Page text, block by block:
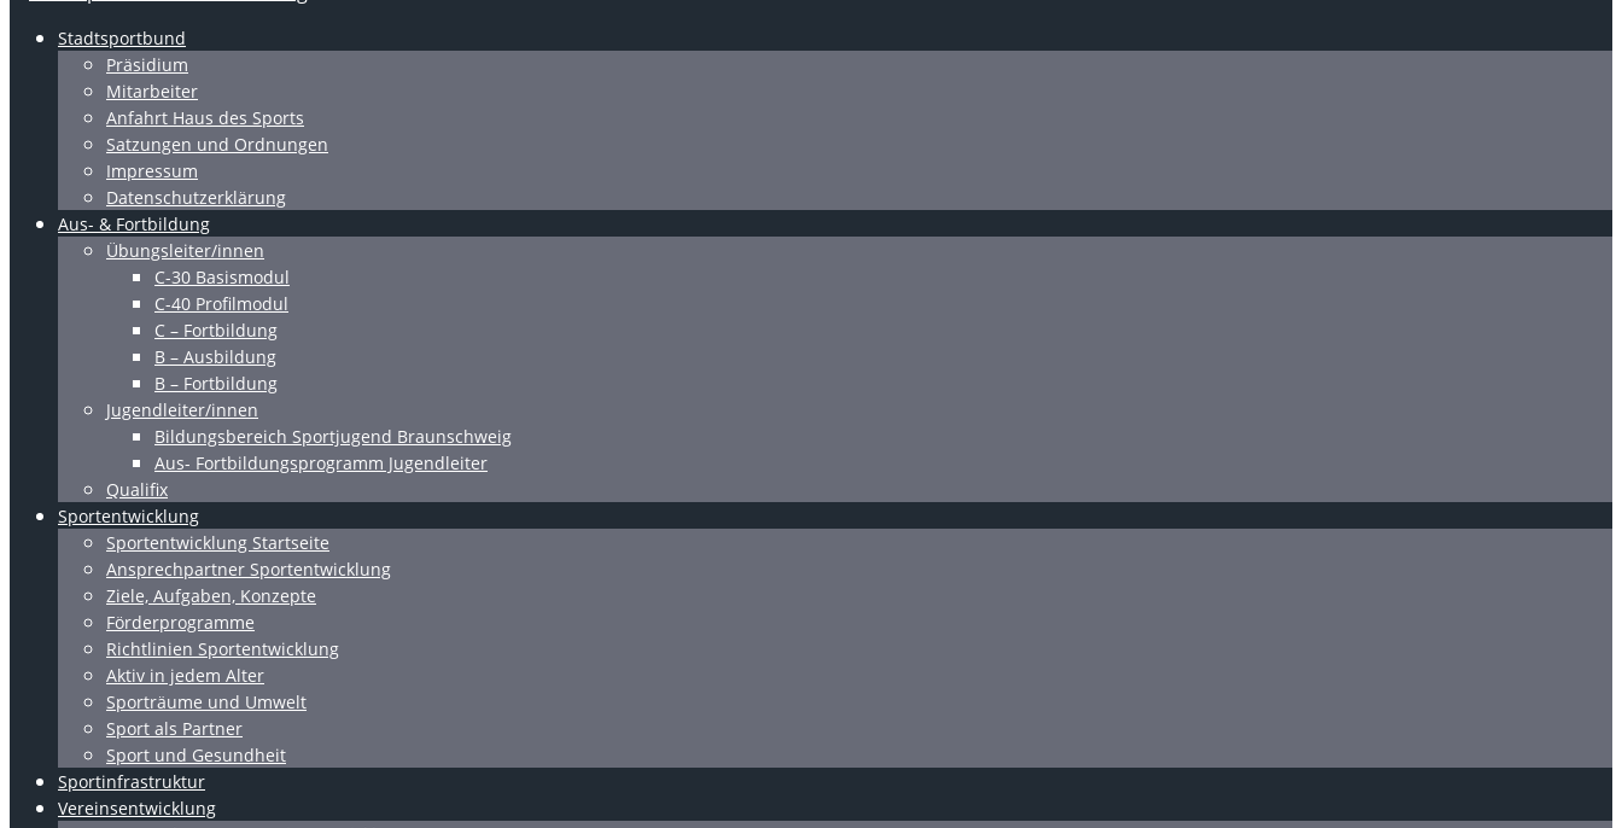
Stadtsportbund
Präsidium
Mitarbeiter
Anfahrt Haus des Sports
Satzungen und Ordnungen
Impressum
Datenschutzerklärung
Aus- & Fortbildung
Übungsleiter/innen
C-30 Basismodul
C-40 Profilmodul
C – Fortbildung
B – Ausbildung
B – Fortbildung
Jugendleiter/innen
Bildungsbereich Sportjugend Braunschweig
Aus- Fortbildungsprogramm Jugendleiter
Qualifix
Sportentwicklung
Sportentwicklung Startseite
Ansprechpartner Sportentwicklung
Ziele, Aufgaben, Konzepte
Förderprogramme
Richtlinien Sportentwicklung
Aktiv in jedem Alter
Sporträume und Umwelt
Sport als Partner
Sport und Gesundheit
Sportinfrastruktur
Vereinsentwicklung